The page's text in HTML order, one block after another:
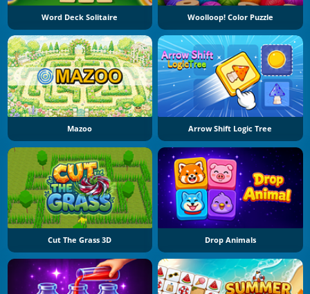
Word Deck Solitaire Woolloop! Color Puzzle
Mazoo Arrow Shift Logic Tree
Cut The Grass 3D Drop Animals